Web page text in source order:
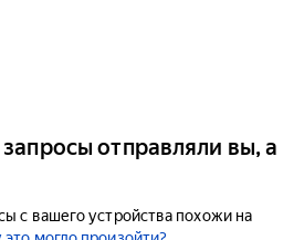
отправляли вы, а
с вашего устройства похожи на